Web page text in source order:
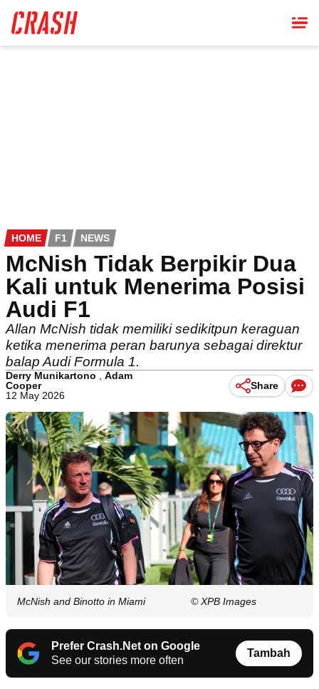
main
content
HOME F1 NEWS
McNish Tidak Berpikir Dua
Kali untuk Menerima Posisi
Audi F1
Allan McNish tidak memiliki sedikitpun keraguan
ketika menerima peran barunya sebagai direktur
balap Audi Formula 1.
Derry Munikartono
Adam
Cooper
12 May 2026
Share
McNish and Binotto in Miami © XPB Images
Prefer Crash.Net on Google
See our stories more often
Tambah